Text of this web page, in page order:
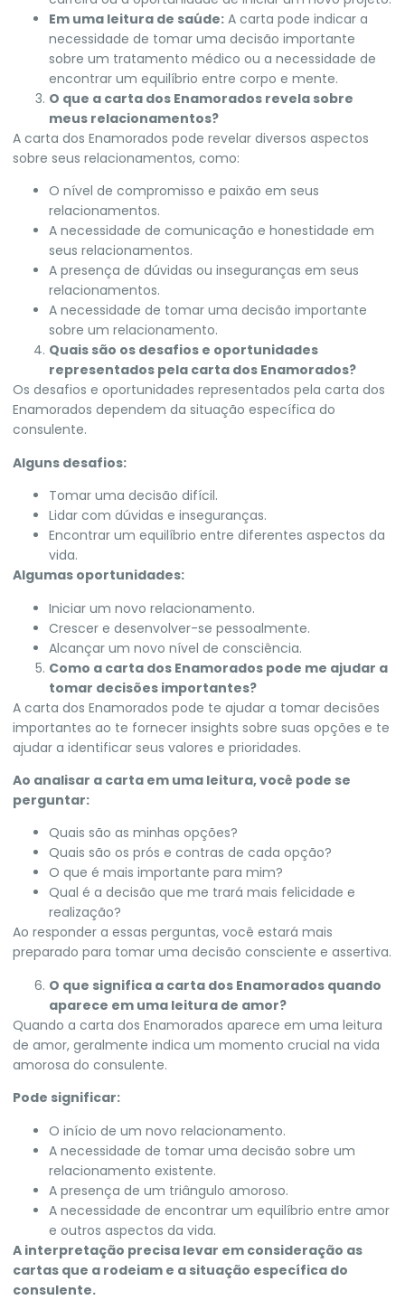
Em uma leitura de saúde: A carta pode indicar a
necessidade de tomar uma decisão importante
sobre um tratamento médico ou a necessidade de
encontrar um equilíbrio entre corpo e mente.
O que a carta dos Enamorados revela sobre
meus relacionamentos?
A carta dos Enamorados pode revelar diversos aspectos
sobre seus relacionamentos, como:
O nível de compromisso e paixão em seus
relacionamentos.
A necessidade de comunicação e honestidade em
seus relacionamentos.
A presença de dúvidas ou inseguranças em seus
relacionamentos.
A necessidade de tomar uma decisão importante
sobre um relacionamento.
Quais são os desafios e oportunidades
representados pela carta dos Enamorados?
Os desafios e oportunidades representados pela carta dos
Enamorados dependem da situação específica do
consulente.
Alguns desafios:
Tomar uma decisão difícil.
Lidar com dúvidas e inseguranças.
Encontrar um equilíbrio entre diferentes aspectos da
vida.
Algumas oportunidades:
Iniciar um novo relacionamento.
Crescer e desenvolver-se pessoalmente.
Alcançar um novo nível de consciência.
Como a carta dos Enamorados pode me ajudar a
tomar decisões importantes?
A carta dos Enamorados pode te ajudar a tomar decisões
importantes ao te fornecer insights sobre suas opções e te
ajudar a identificar seus valores e prioridades.
Ao analisar a carta em uma leitura, você pode se
perguntar:
Quais são as minhas opções?
Quais são os prós e contras de cada opção?
O que é mais importante para mim?
Qual é a decisão que me trará mais felicidade e
realização?
Ao responder a essas perguntas, você estará mais
preparado para tomar uma decisão consciente e assertiva.
O que significa a carta dos Enamorados quando
aparece em uma leitura de amor?
Quando a carta dos Enamorados aparece em uma leitura
de amor, geralmente indica um momento crucial na vida
amorosa do consulente.
Pode significar:
O início de um novo relacionamento.
A necessidade de tomar uma decisão sobre um
relacionamento existente.
A presença de um triângulo amoroso.
A necessidade de encontrar um equilíbrio entre amor
e outros aspectos da vida.
A interpretação precisa levar em consideração as
cartas que a rodeiam e a situação específica do
consulente.